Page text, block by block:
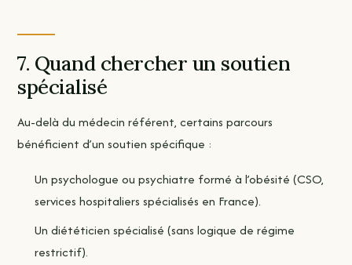
7. Quand chercher un soutien
spécialisé
Au-delà du médecin référent, certains parcours
bénéficient d’un soutien spécifique :
Un psychologue ou psychiatre formé à l’obésité (CSO,
services hospitaliers spécialisés en France).
Un diététicien spécialisé (sans logique de régime
restrictif).